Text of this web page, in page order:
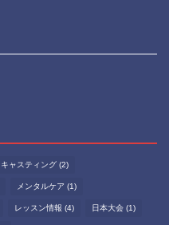
キャスティング (2)
メンタルケア (1)
レッスン情報 (4) 日本大会 (1)